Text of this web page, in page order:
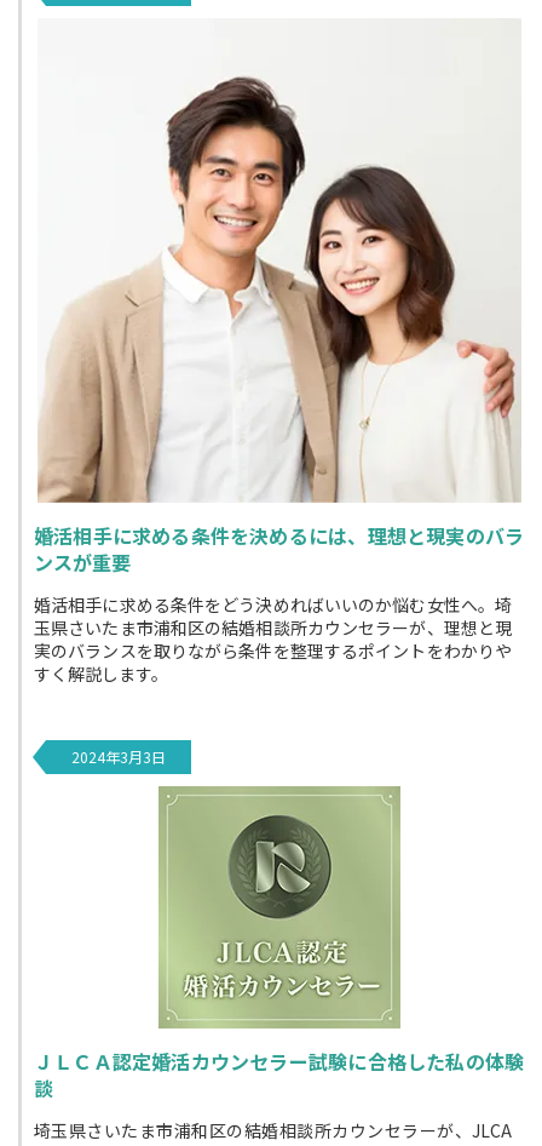
婚活相手に求める条件を決めるには、理想と現実のバラ
ンスが重要
婚活相手に求める条件をどう決めればいいのか悩む女性へ。埼
玉県さいたま市浦和区の結婚相談所カウンセラーが、理想と現
実のバランスを取りながら条件を整理するポイントをわかりや
すく解説します。
2024年3月3日
ＪＬＣＡ認定婚活カウンセラー試験に合格した私の体験
談
埼玉県さいたま市浦和区の結婚相談所カウンセラーが、JLCA